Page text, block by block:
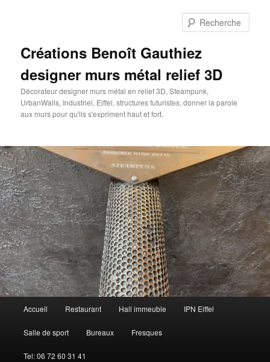
Créations Benoît Gauthiez
designer murs métal relief 3D
Décorateur designer murs métal en relief 3D, Steampunk,
UrbanWalls, Industriel, Eiffel, structures futuristes, donner la parole
aux murs pour qu'ils s'expriment haut et fort.
principal
Accueil Restaurant Hall immeuble IPN Eiffel
Salle de sport Bureaux Fresques
Tel: 06 72 60 31 41